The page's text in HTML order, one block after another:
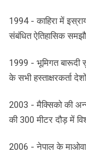
1994 - काहिरा में
संबंधित ऐतिहासिक
1999 - भूमिगत बारूदी
के सभी हस्ताक्षरकर्ता
2003 - मैक्सिको की
की 300 मीटर दौड़ में
2006 - नेपाल के